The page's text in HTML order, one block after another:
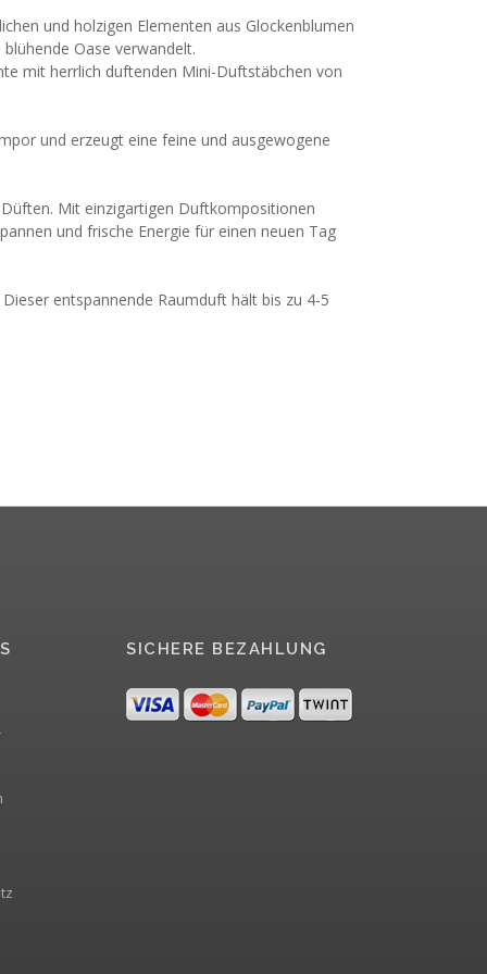
und holzigen Elementen aus Glockenblumen
Oase verwandelt.
mit herrlich duftenden Mini-Duftstäbchen von
und erzeugt eine feine und ausgewogene
Mit einzigartigen Duftkompositionen
und frische Energie für einen neuen Tag
entspannende Raumduft hält bis zu 4-5
SICHERE BEZAHLUNG